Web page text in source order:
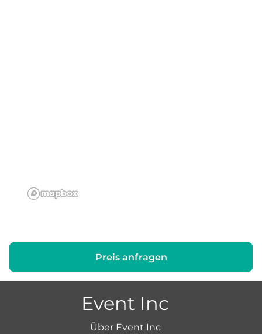
Preis anfragen
Event Inc
Über Event Inc